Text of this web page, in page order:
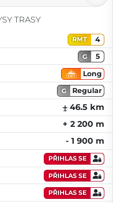
TRASY
RMT
4
G
5
Long
G
Regular
⨦ 46.5 km
+ 2 200 m
- 1 900 m
PŘIHLAS SE
PŘIHLAS SE
PŘIHLAS SE